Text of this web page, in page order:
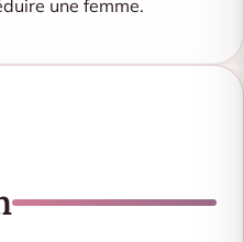
une femme.